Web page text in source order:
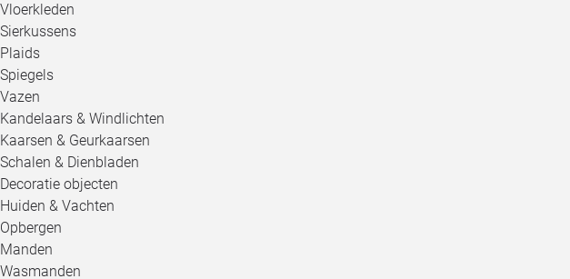
Vloerkleden
Sierkussens
Plaids
Spiegels
Vazen
Kandelaars & Windlichten
Kaarsen & Geurkaarsen
Schalen & Dienbladen
Decoratie objecten
Huiden & Vachten
Opbergen
Manden
Wasmanden